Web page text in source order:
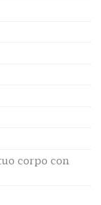
corpo con